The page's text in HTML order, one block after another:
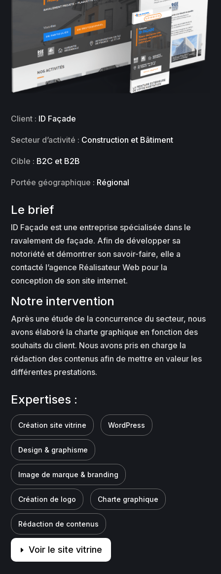
Client : ID Façade
Secteur d’activité : Construction et Bâtiment
Cible : B2C et B2B
Portée géographique : Régional
Le brief
ID Façade est une entreprise spécialisée dans le
ravalement de façade. Afin de développer sa
notoriété et démontrer son savoir-faire, elle a
contacté l’agence Réalisateur Web pour la
conception de son site internet.
Notre intervention
Après une étude de la concurrence du secteur, nous
avons élaboré la charte graphique en fonction des
souhaits du client. Nous avons pris en charge la
rédaction des contenus afin de mettre en valeur les
différentes prestations.
Expertises :
Création site vitrine WordPress
Design & graphisme
Image de marque & branding
Création de logo Charte graphique
Rédaction de contenus
Voir le site vitrine